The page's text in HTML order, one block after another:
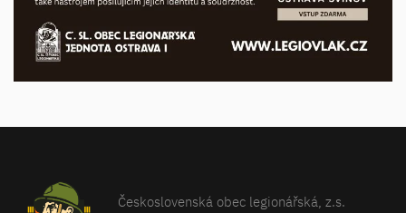
Československá obec legionářská, z.s.